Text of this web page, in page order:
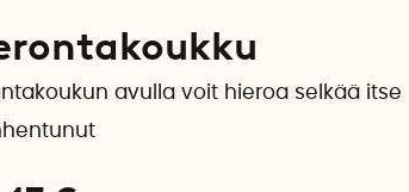
avulla voit hieroa selkää itse